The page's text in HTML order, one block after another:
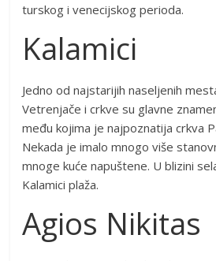
turskog i venecijskog perioda.
Kalamici
Jedno od najstarijih naseljenih
Vetrenjače i crkve su glavne
među kojima je najpoznatija crkva
Nekada je imalo mnogo više
mnoge kuće napuštene. U blizini
Kalamici plaža.
Agios Nikitas